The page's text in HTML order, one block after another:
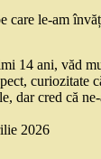
care le-am
14 ani, văd
curiozitate
dar cred că
2026